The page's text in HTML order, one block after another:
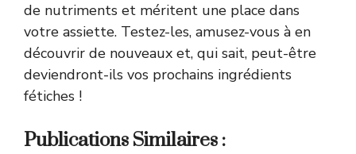
de nutriments et méritent une place dans
votre assiette. Testez-les, amusez-vous à en
découvrir de nouveaux et, qui sait, peut-être
deviendront-ils vos prochains ingrédients
fétiches !
Publications Similaires :